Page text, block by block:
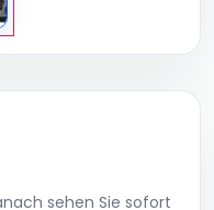
sehen Sie sofort